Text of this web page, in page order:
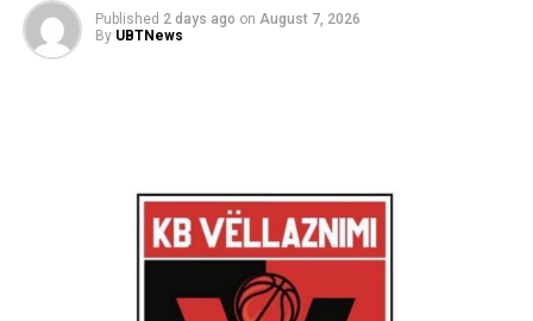
D.L Published 2 days ago on August 7, 2026
By UBTNews